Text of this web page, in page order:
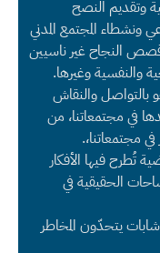
وتقديم النصح
ونشطاء المجتمع المدني
النجاح غير ناسيين
والنفسية وغيرها.
والنقاش
في مجتمعاتنا، من
مجتمعاتنا،.
تُطرح فيها الأفكار
الحقيقية في
يتحدّون المخاطر